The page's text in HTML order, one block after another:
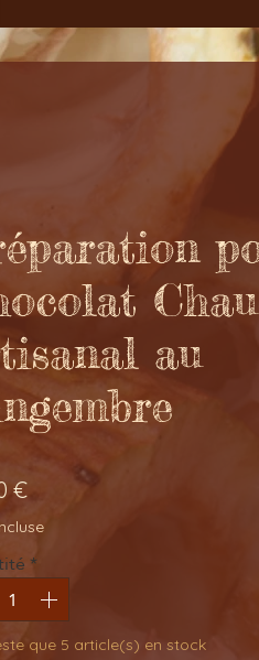
au
€Prix
*
que 5 article(s) en stock